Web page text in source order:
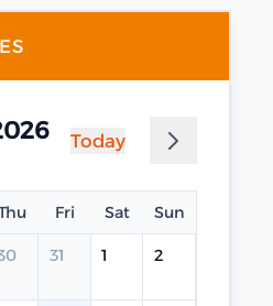
Today
Fri Sat Sun
31 1 2